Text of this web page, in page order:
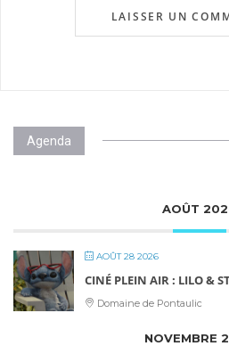
Agenda
AOÛT
AOÛT 28 2026
CINÉ PLEIN AIR : LILO &
Domaine de Pontaulic
NOVEMBRE